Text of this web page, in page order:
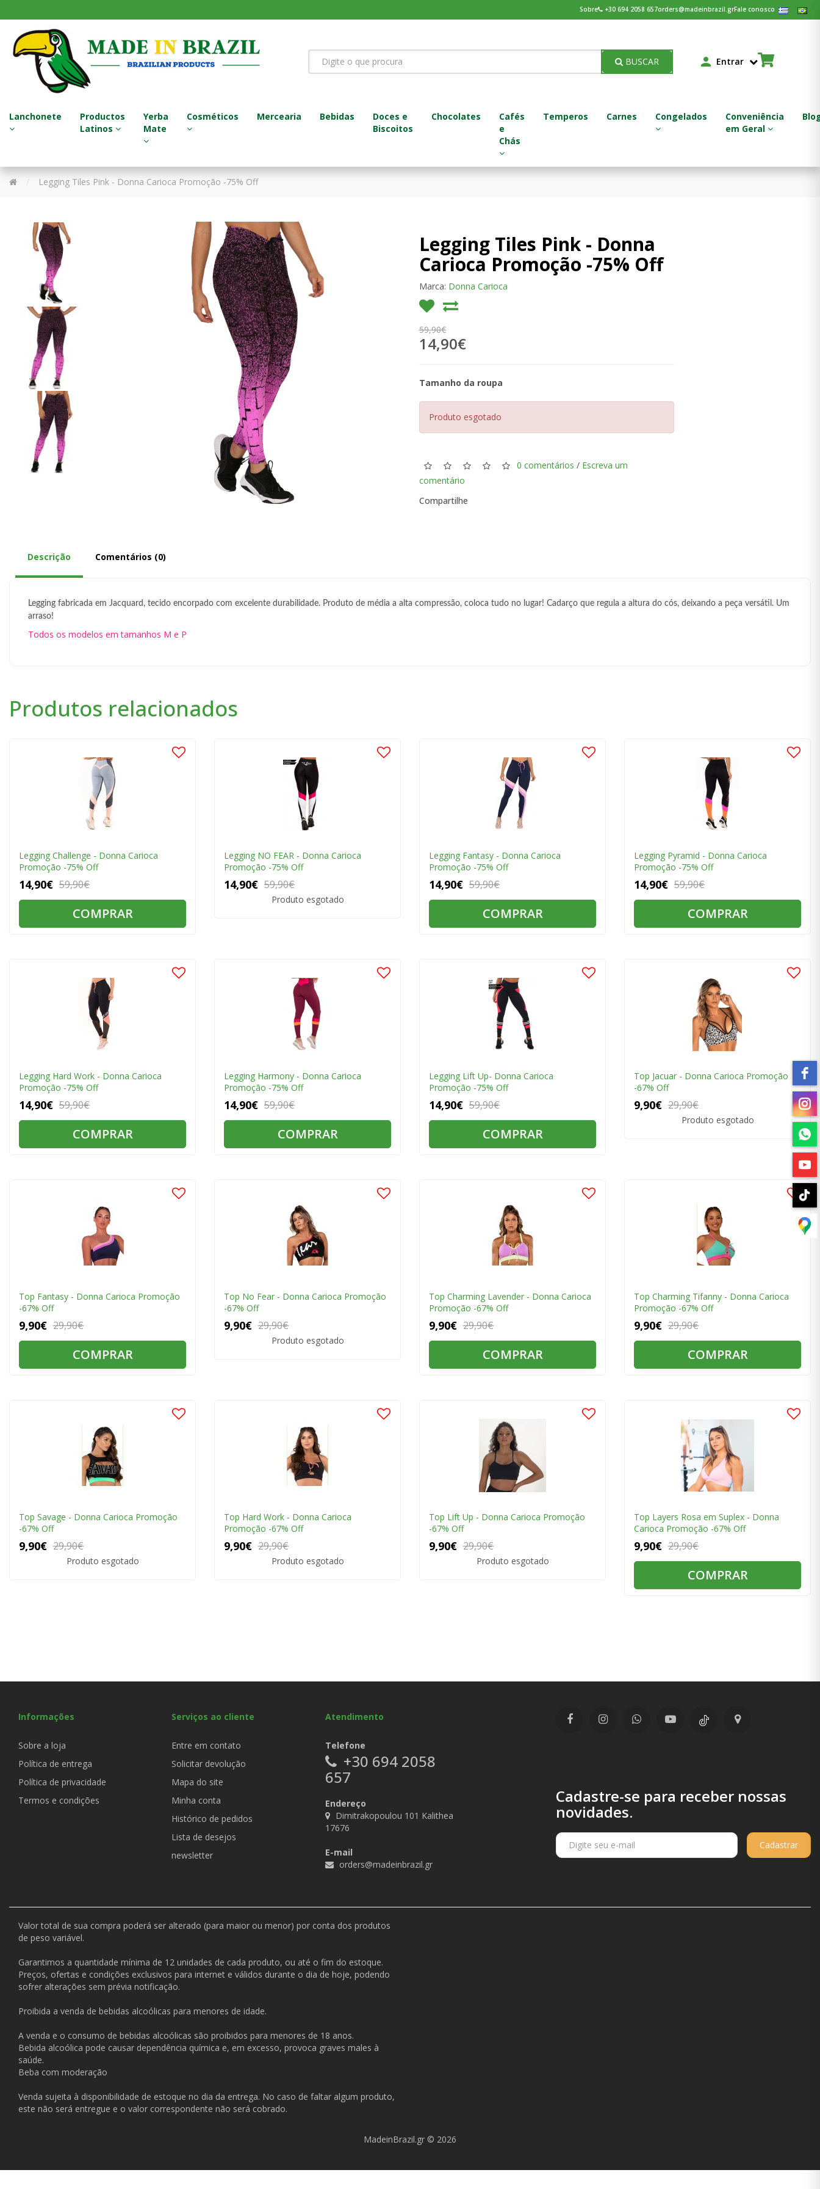
Sobre +30 694 2058 657orders@madeinbrazil.grFale conosco
BUSCAR Entrar
Lanchonete
Productos
Latinos
Yerba
Mate
Cosméticos Mercearia Bebidas
Doces e
Biscoitos
Chocolates
Cafés
e
Chás
Temperos Carnes Congelados
Conveniência
em Geral
Legging Tiles Pink - Donna Carioca Promoção -75% Off
Legging Tiles Pink - Donna
Carioca Promoção -75% Off
Marca: Donna Carioca
59,90€
14,90€
Tamanho da roupa
Produto esgotado
0 comentários / Escreva um
comentário
Compartilhe
Descrição Comentários (0)
Legging fabricada em Jacquard, tecido encorpado com excelente durabilidade. Produto de média a alta compressão, coloca tudo no lugar! Cadarço que regula a altura do cós, deixando a peça versátil. Um
arraso!
Todos os modelos em tamanhos M e P
Produtos relacionados
Legging Challenge - Donna Carioca
Promoção -75% Off
14,90€ 59,90€
COMPRAR
Legging NO FEAR - Donna Carioca
Promoção -75% Off
14,90€ 59,90€
Produto esgotado
Legging Fantasy - Donna Carioca
Promoção -75% Off
14,90€ 59,90€
COMPRAR
Legging Pyramid - Donna Carioca
Promoção -75% Off
14,90€ 59,90€
COMPRAR
Legging Hard Work - Donna Carioca
Promoção -75% Off
14,90€ 59,90€
COMPRAR
Legging Harmony - Donna Carioca
Promoção -75% Off
14,90€ 59,90€
COMPRAR
Legging Lift Up- Donna Carioca
Promoção -75% Off
14,90€ 59,90€
COMPRAR
Top Jacuar - Donna Carioca Promoção
-67% Off
9,90€ 29,90€
Produto esgotado
Top Fantasy - Donna Carioca Promoção
-67% Off
9,90€ 29,90€
COMPRAR
Top No Fear - Donna Carioca Promoção
-67% Off
9,90€ 29,90€
Produto esgotado
Top Charming Lavender - Donna Carioca
Promoção -67% Off
9,90€ 29,90€
COMPRAR
Top Charming Tifanny - Donna Carioca
Promoção -67% Off
9,90€ 29,90€
COMPRAR
Top Savage - Donna Carioca Promoção
-67% Off
9,90€ 29,90€
Produto esgotado
Top Hard Work - Donna Carioca
Promoção -67% Off
9,90€ 29,90€
Produto esgotado
Top Lift Up - Donna Carioca Promoção
-67% Off
9,90€ 29,90€
Produto esgotado
Top Layers Rosa em Suplex - Donna
Carioca Promoção -67% Off
9,90€ 29,90€
COMPRAR
Informações
Sobre a loja
Política de entrega
Política de privacidade
Termos e condições
Serviços ao cliente
Entre em contato
Solicitar devolução
Mapa do site
Minha conta
Histórico de pedidos
Lista de desejos
newsletter
Atendimento
Telefone
+30 694 2058
657
Endereço
Dimitrakopoulou 101 Kalithea
17676
E-mail
orders@madeinbrazil.gr
Cadastre-se para receber nossas
novidades.
Cadastrar
Valor total de sua compra poderá ser alterado (para maior ou menor) por conta dos produtos
de peso variável.
Garantimos a quantidade mínima de 12 unidades de cada produto, ou até o fim do estoque.
Preços, ofertas e condições exclusivos para internet e válidos durante o dia de hoje, podendo
sofrer alterações sem prévia notificação.
Proibida a venda de bebidas alcoólicas para menores de idade.
A venda e o consumo de bebidas alcoólicas são proibidos para menores de 18 anos.
Bebida alcoólica pode causar dependência química e, em excesso, provoca graves males à
saúde.
Beba com moderação
Venda sujeita à disponibilidade de estoque no dia da entrega. No caso de faltar algum produto,
este não será entregue e o valor correspondente não será cobrado.
MadeinBrazil.gr © 2026